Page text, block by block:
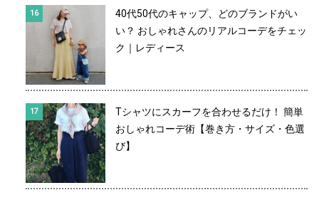
40代50代のキャップ、どのブランドがい
い？ おしゃれさんのリアルコーデをチェッ
ク｜レディース
Tシャツにスカーフを合わせるだけ！ 簡単
おしゃれコーデ術【巻き方・サイズ・色選
び】